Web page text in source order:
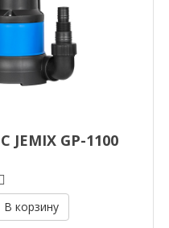
GP-1100
В корзину